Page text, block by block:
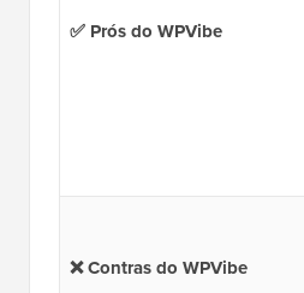
✅ Prós do WPVibe
❌ Contras do WPVibe